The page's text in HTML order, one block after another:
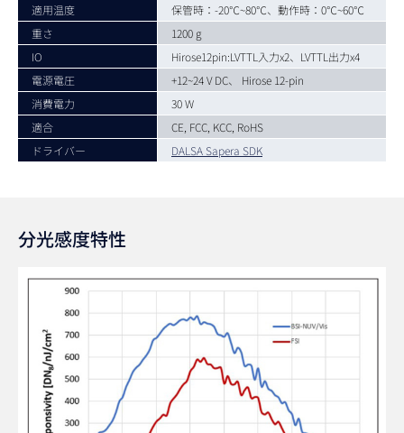
適用温度
保管時：-20℃~80℃、動作時：0℃~60℃
重さ
1200 g
IO
Hirose12pin:LVTTL入力x2、LVTTL出力x4
電源電圧
+12~24 V DC、 Hirose 12-pin
消費電力
30 W
適合
CE, FCC, KCC, RoHS
ドライバー
DALSA Sapera SDK
分光感度特性